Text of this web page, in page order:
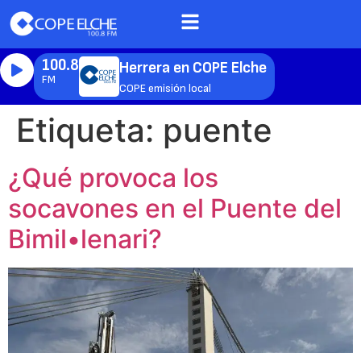
100.8
FM
Herrera en COPE Elche
COPE emisión local
Etiqueta: puente
¿Qué provoca los
socavones en el Puente del
Bimil•lenari?